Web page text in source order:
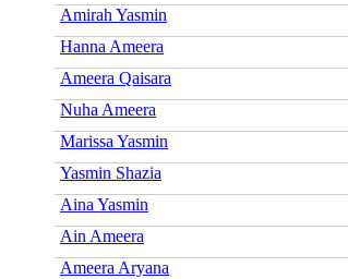
Amirah Yasmin
Hanna Ameera
Ameera Qaisara
Nuha Ameera
Marissa Yasmin
Yasmin Shazia
Aina Yasmin
Ain Ameera
Ameera Aryana